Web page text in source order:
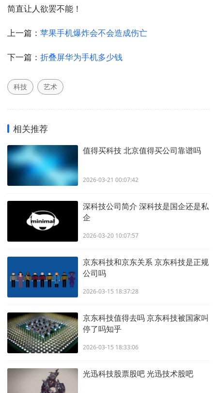
简直让人欲罢不能！
上一篇： 苹果手机爆炸会不会造成伤亡
下一篇： 折叠屏华为手机多少钱
科技 艺术
相关推荐
值得买科技 北京值得买公司靠谱吗
2026-03-21 00:07:42
深科技公司简介 深科技是国企还是私
企
2026-03-20 10:07:57
京东科技和京东关系 京东科技是正规
公司吗
2026-03-15 18:37:28
京东科技值得去吗 京东科技被国家叫
停了吗知乎
2026-03-15 18:33:06
光迅科技股票股吧 光迅技术股吧